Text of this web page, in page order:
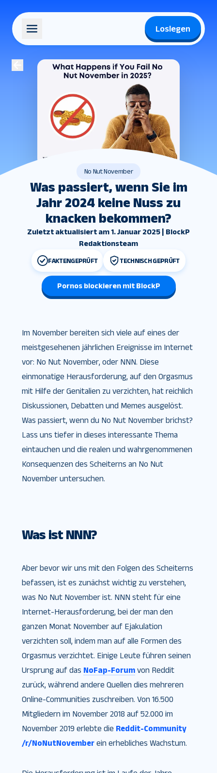
Loslegen
No Nut November
Was passiert, wenn Sie im
Jahr 2024 keine Nuss zu
knacken bekommen?
Zuletzt aktualisiert am 1. Januar 2025 | BlockP
Redaktionsteam
FAKTENGEPRÜFT TECHNISCH GEPRÜFT
Pornos blockieren mit BlockP
Im November bereiten sich viele auf eines der
meistgesehenen jährlichen Ereignisse im Internet
vor: No Nut November, oder NNN. Diese
einmonatige Herausforderung, auf den Orgasmus
mit Hilfe der Genitalien zu verzichten, hat reichlich
Diskussionen, Debatten und Memes ausgelöst.
Was passiert, wenn du No Nut November brichst?
Lass uns tiefer in dieses interessante Thema
eintauchen und die realen und wahrgenommenen
Konsequenzen des Scheiterns an No Nut
November untersuchen.
Was ist NNN?
Aber bevor wir uns mit den Folgen des Scheiterns
befassen, ist es zunächst wichtig zu verstehen,
was No Nut November ist. NNN steht für eine
Internet-Herausforderung, bei der man den
ganzen Monat November auf Ejakulation
verzichten soll, indem man auf alle Formen des
Orgasmus verzichtet. Einige Leute führen seinen
Ursprung auf das NoFap-Forumvon Reddit
zurück, während andere Quellen dies mehreren
Online-Communities zuschreiben. Von 16.500
Mitgliedern im November 2018 auf 52.000 im
November 2019 erlebte die Reddit-Community
/r/NoNutNovemberein erhebliches Wachstum.